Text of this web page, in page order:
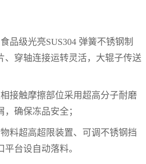
品级光亮SUS304 弹簧不锈钢制
穿轴连接运转灵活， 大辊子传送
接触摩擦部位采用超高分子耐磨
确保冻品安全；
料超高超限装置、可调不锈钢挡
台设自动落料。